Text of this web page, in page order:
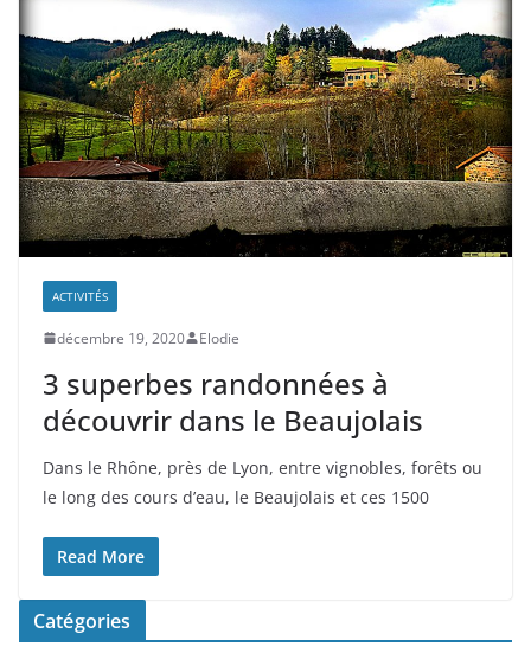
ACTIVITÉS
décembre 19, 2020 Elodie
3 superbes randonnées à
découvrir dans le Beaujolais
Dans le Rhône, près de Lyon, entre vignobles, forêts ou
le long des cours d’eau, le Beaujolais et ces 1500
Read More
Catégories